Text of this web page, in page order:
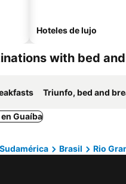
Hoteles de lujo
with bed
Triunfo, bed and
Guaíba
Brasil Rio